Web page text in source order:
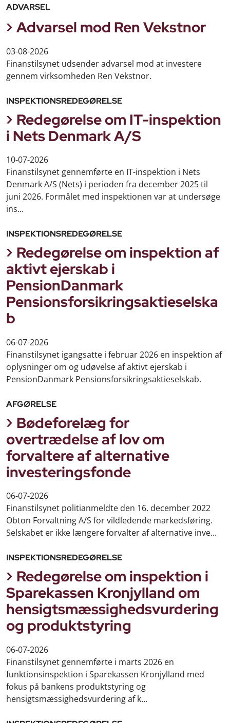
ADVARSEL
Advarsel mod Ren Vekstnor
03-08-2026
Finanstilsynet udsender advarsel mod at investere
gennem virksomheden Ren Vekstnor.
INSPEKTIONSREDEGØRELSE
Redegørelse om IT-inspektion
i Nets Denmark A/S
10-07-2026
Finanstilsynet gennemførte en IT-inspektion i Nets
Denmark A/S (Nets) i perioden fra december 2025 til
juni 2026. Formålet med inspektionen var at undersøge
ins...
INSPEKTIONSREDEGØRELSE
Redegørelse om inspektion af
aktivt ejerskab i
PensionDanmark
Pensionsforsikringsaktieselska
b
06-07-2026
Finanstilsynet igangsatte i februar 2026 en inspektion af
oplysninger om og udøvelse af aktivt ejerskab i
PensionDanmark Pensionsforsikringsaktieselskab.
AFGØRELSE
Bødeforelæg for
overtrædelse af lov om
forvaltere af alternative
investeringsfonde
06-07-2026
Finanstilsynet politianmeldte den 16. december 2022
Obton Forvaltning A/S for vildledende markedsføring.
Selskabet er ikke længere forvalter af alternative inve...
INSPEKTIONSREDEGØRELSE
Redegørelse om inspektion i
Sparekassen Kronjylland om
hensigtsmæssighedsvurdering
og produktstyring
06-07-2026
Finanstilsynet gennemførte i marts 2026 en
funktionsinspektion i Sparekassen Kronjylland med
fokus på bankens produktstyring og
hensigtsmæssighedsvurdering af k...